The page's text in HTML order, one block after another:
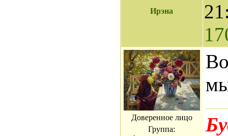
Ирэна
Доверенное лицо
Группа: